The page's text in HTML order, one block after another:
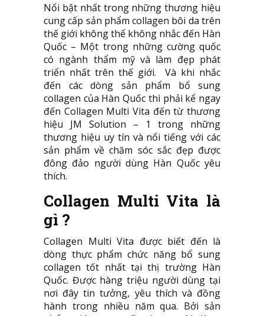
Nổi bật nhất trong những thương hiệu
cung cấp sản phẩm collagen bôi da trên
thế giới không thể không nhắc đến Hàn
Quốc – Một trong những cường quốc
có ngành thẩm mỹ và làm đẹp phát
triển nhất trên thế giới. Và khi nhắc
đến các dòng sản phẩm bổ sung
collagen của Hàn Quốc thì phải kể ngay
đến Collagen Multi Vita đến từ thương
hiệu JM Solution – 1 trong những
thương hiệu uy tín và nổi tiếng với các
sản phẩm về chăm sóc sắc đẹp được
đông đảo người dùng Hàn Quốc yêu
thích.
Collagen Multi Vita là
gì ?
Collagen Multi Vita được biết đến là
dòng thực phẩm chức năng bổ sung
collagen tốt nhất tại thị trường Hàn
Quốc. Được hàng triệu người dùng tại
nơi đây tin tưởng, yêu thích và đồng
hành trong nhiều năm qua. Bởi sản